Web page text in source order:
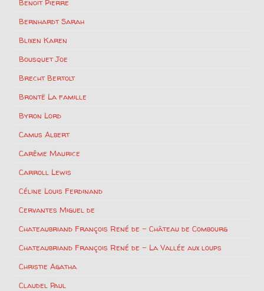
Benoit Pierre
Bernhardt Sarah
Blixen Karen
Bousquet Joe
Brecht Bertolt
Brontë La famille
Byron Lord
Camus Albert
Carême Maurice
Carroll Lewis
Céline Louis Ferdinand
Cervantes Miguel de
Chateaubriand François René de – Château de Combourg
Chateaubriand François René de – La Vallée aux loups
Christie Agatha
Claudel Paul